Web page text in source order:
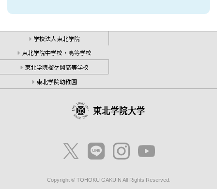
学校法人東北学院
東北学院中学校・高等学校
東北学院榴ケ岡高等学校
東北学院幼稚園
Copyright © TOHOKU GAKUIN All Rights Reserved.